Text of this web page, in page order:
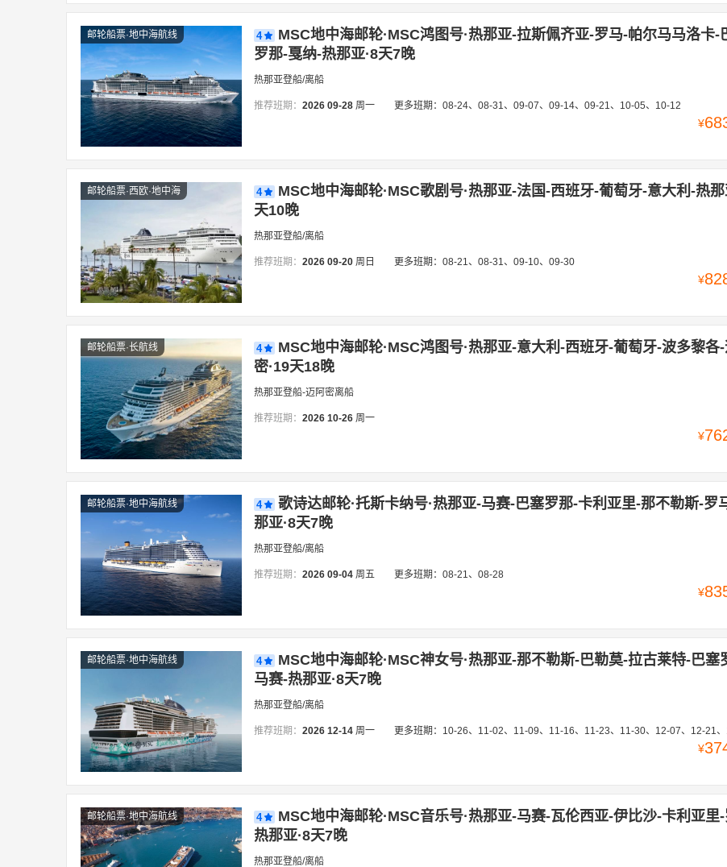
邮轮船票·地中海航线 4
MSC地中海邮轮·MSC鸿图号·热那亚-拉斯佩齐亚-罗马-帕尔马马洛卡-
罗那-戛纳-热那亚·8天7晚
热那亚登船/离船
推荐班期： 2026 09-28 周一 更多班期： 08-24、08-31、09-07、09-14、09-21、10-05、10-12
¥
邮轮船票·西欧·地中海 4
MSC地中海邮轮·MSC歌剧号·热那亚-法国-西班牙-葡萄牙-意大利-热那
天10晚
热那亚登船/离船
推荐班期： 2026 09-20 周日 更多班期： 08-21、08-31、09-10、09-30
¥
邮轮船票·长航线 4
MSC地中海邮轮·MSC鸿图号·热那亚-意大利-西班牙-葡萄牙-波多黎各-
密·19天18晚
热那亚登船-迈阿密离船
推荐班期： 2026 10-26 周一
¥
邮轮船票·地中海航线 4
歌诗达邮轮·托斯卡纳号·热那亚-马赛-巴塞罗那-卡利亚里-那不勒斯-罗
那亚·8天7晚
热那亚登船/离船
推荐班期： 2026 09-04 周五 更多班期： 08-21、08-28
¥
邮轮船票·地中海航线 4
MSC地中海邮轮·MSC神女号·热那亚-那不勒斯-巴勒莫-拉古莱特-巴塞
马赛-热那亚·8天7晚
热那亚登船/离船
推荐班期： 2026 12-14 周一 更多班期： 10-26、11-02、11-09、11-16、11-23、11-30、12-07、12-21、12-28、01-04、01-11、01-18、01-25、02-01、02-08、02-15、02-22、03-01、03-08、03-15、03-22、03-29、04-05、11-01、11-08、11-15、11-22、11-29、12-06、12-13、12-20、12-27、01-03、01-10、01-17、01-24、01-31、02-07、02-21、02-28
¥
邮轮船票·地中海航线 4
MSC地中海邮轮·MSC音乐号·热那亚-马赛-瓦伦西亚-伊比沙-卡利亚里
热那亚·8天7晚
热那亚登船/离船